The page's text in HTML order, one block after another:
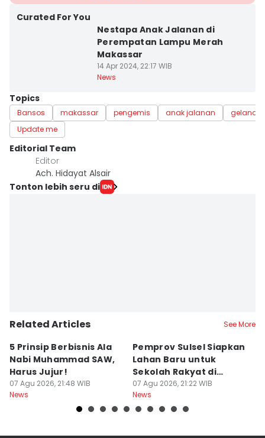
Curated For You
Nestapa Anak Jalanan di
Perempatan Lampu Merah
Makassar
14 Apr 2024, 22:17 WIB
News
Topics
Bansos makassar pengemis anak jalanan
Update me
Editorial Team
Editor
Ach. Hidayat Alsair
Tonton lebih seru di
Related Articles See More
5 Prinsip Berbisnis Ala
Nabi Muhammad SAW,
Harus Jujur!
07 Agu 2026, 21:48 WIB
News
Pemprov Sulsel Siapkan
Lahan Baru untuk
Sekolah Rakyat di
Makassar
07 Agu 2026, 21:22 WIB
News